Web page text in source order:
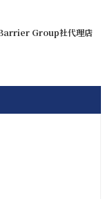
Barrier Group社代理店